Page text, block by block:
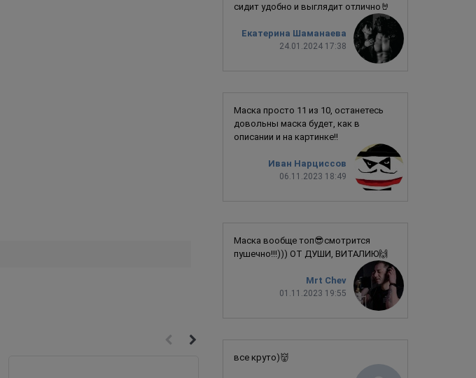
Екатерина Шаманаева
24.01.2024 17:38
сидит удобно и выглядит отлично🤘
Иван Нарциссов
06.11.2023 18:49
Маска просто 11 из 10, останетесь
довольны маска будет, как в
описании и на картинке!!
Mrt Chev
01.11.2023 19:55
Маска вообще топ😎смотрится
пушечно!!!))) ОТ ДУШИ, ВИТАЛИЮ🙌
все круто)👹